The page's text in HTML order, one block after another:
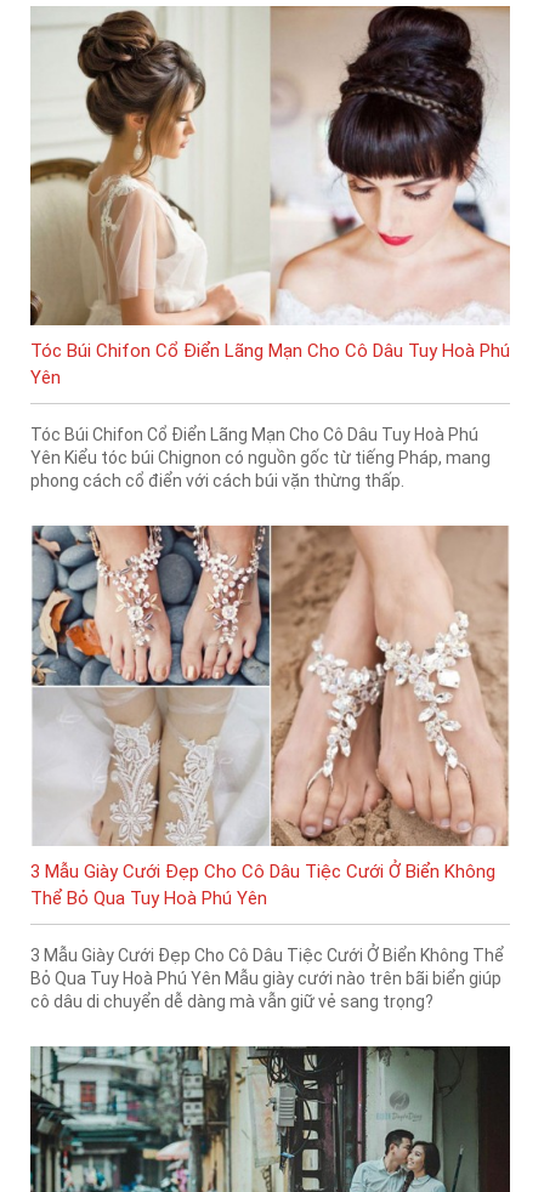
Tóc Búi Chifon Cổ Điển Lãng Mạn Cho Cô Dâu Tuy Hoà Phú
Yên
Tóc Búi Chifon Cổ Điển Lãng Mạn Cho Cô Dâu Tuy Hoà Phú
Yên Kiểu tóc búi Chignon có nguồn gốc từ tiếng Pháp, mang
phong cách cổ điển với cách búi vặn thừng thấp.
3 Mẫu Giày Cưới Đẹp Cho Cô Dâu Tiệc Cưới Ở Biển Không
Thể Bỏ Qua Tuy Hoà Phú Yên
3 Mẫu Giày Cưới Đẹp Cho Cô Dâu Tiệc Cưới Ở Biển Không Thể
Bỏ Qua Tuy Hoà Phú Yên Mẫu giày cưới nào trên bãi biển giúp
cô dâu di chuyển dễ dàng mà vẫn giữ vẻ sang trọng?